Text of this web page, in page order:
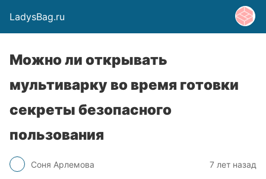
LadysBag.ru
Можно ли открывать
мультиварку во время готовки
секреты безопасного
пользования
Соня Арлемова 7 лет назад